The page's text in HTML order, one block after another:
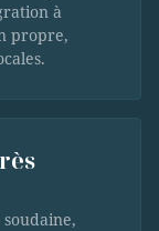
à
propre,